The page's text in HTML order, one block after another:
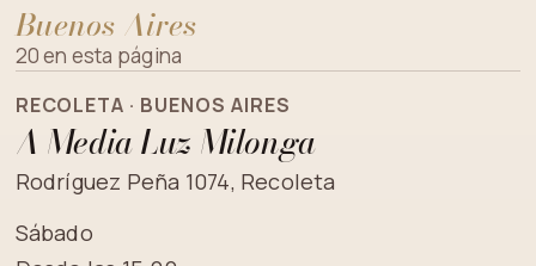
Buenos Aires
20 en esta página
RECOLETA · BUENOS AIRES
A Media Luz Milonga
Rodríguez Peña 1074, Recoleta
Sábado